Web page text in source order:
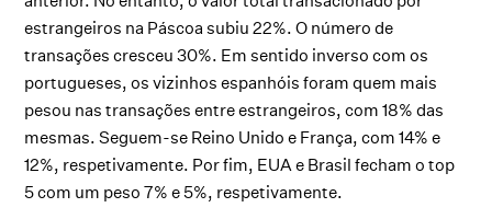
estrangeiros na Páscoa subiu 22%. O número de
transações cresceu 30%. Em sentido inverso com os
portugueses, os vizinhos espanhóis foram quem mais
pesou nas transações entre estrangeiros, com 18% das
mesmas. Seguem-se Reino Unido e França, com 14% e
12%, respetivamente. Por fim, EUA e Brasil fecham o top
5 com um peso 7% e 5%, respetivamente.